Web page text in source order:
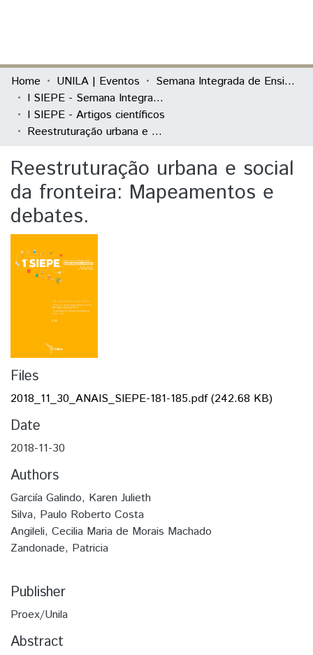
Communities & Collections
All of DSpace
Statistics
Home UNILA | Eventos
Semana Integrada de Ensino, Pesquisa e Extensão (SIEPE)
I SIEPE - Semana Integrada de Ensino, Pesquisa e Extensão
I SIEPE - Artigos científicos
Reestruturação urbana e social da fronteira: Mapeamentos e debates.
Reestruturação urbana e social
da fronteira: Mapeamentos e
debates.
Files
2018_11_30_ANAIS_SIEPE-181-185.pdf(242.68 KB)
Date
2018-11-30
Authors
Garciía Galindo, Karen Julieth
Silva, Paulo Roberto Costa
Angileli, Cecilia Maria de Morais Machado
Zandonade, Patricia
Publisher
Proex/Unila
Abstract